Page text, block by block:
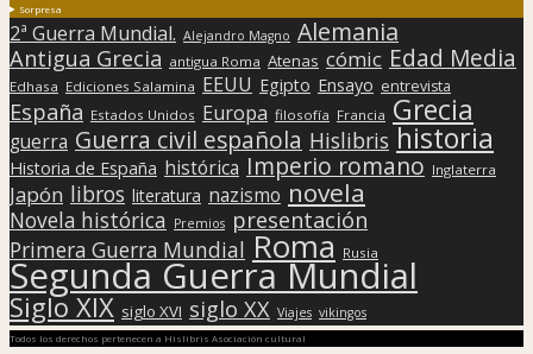
Sorpresa
2ª Guerra Mundial. Alejandro Magno Alemania
Antigua Grecia antigua Roma Atenas cómic Edad Media
Edhasa Ediciones Salamina EEUU Egipto Ensayo entrevista
España Estados Unidos Europa filosofía Francia Grecia
guerra Guerra civil española Hislibris historia
Historia de España histórica Imperio romano Inglaterra
Japón libros literatura nazismo novela
Novela histórica Premios presentación
Primera Guerra Mundial Roma Rusia
Segunda Guerra Mundial
Siglo XIX siglo XVI siglo XX Viajes vikingos
Todos los derechos pertenecen a Hislibris Asociación cultural